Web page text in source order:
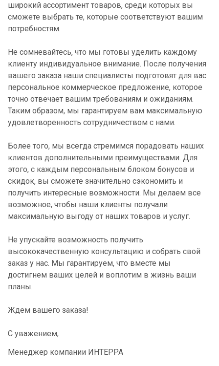
широкий ассортимент товаров, среди которых вы
сможете выбрать те, которые соответствуют вашим
потребностям.
Не сомневайтесь, что мы готовы уделить каждому
клиенту индивидуальное внимание. После получения
вашего заказа наши специалисты подготовят для вас
персональное коммерческое предложение, которое
точно отвечает вашим требованиям и ожиданиям.
Таким образом, мы гарантируем вам максимальную
удовлетворенность сотрудничеством с нами.
Более того, мы всегда стремимся порадовать наших
клиентов дополнительными преимуществами. Для
этого, с каждым персональным блоком бонусов и
скидок, вы сможете значительно сэкономить и
получить интересные возможности. Мы делаем все
возможное, чтобы наши клиенты получали
максимальную выгоду от наших товаров и услуг.
Не упускайте возможность получить
высококачественную консультацию и собрать свой
заказ у нас. Мы гарантируем, что вместе мы
достигнем ваших целей и воплотим в жизнь ваши
планы.
Ждем вашего заказа!
С уважением,
Менеджер компании ИНТЕРРА